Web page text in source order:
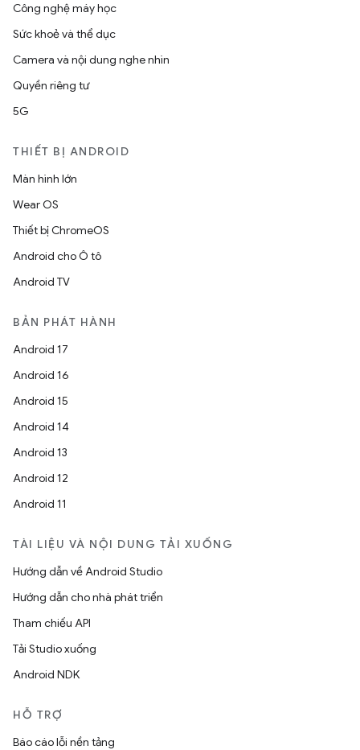
Công nghệ máy học
Sức khoẻ và thể dục
Camera và nội dung nghe nhìn
Quyền riêng tư
5G
THIẾT BỊ ANDROID
Màn hình lớn
Wear OS
Thiết bị ChromeOS
Android cho Ô tô
Android TV
BẢN PHÁT HÀNH
Android 17
Android 16
Android 15
Android 14
Android 13
Android 12
Android 11
TÀI LIỆU VÀ NỘI DUNG TẢI XUỐNG
Hướng dẫn về Android Studio
Hướng dẫn cho nhà phát triển
Tham chiếu API
Tải Studio xuống
Android NDK
HỖ TRỢ
Báo cáo lỗi nền tảng